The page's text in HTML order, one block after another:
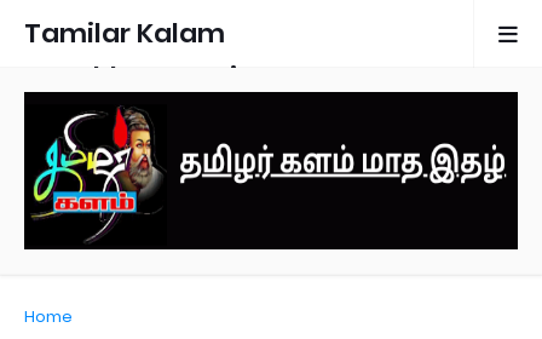
Tamilar Kalam
Monthly Magazine
Home